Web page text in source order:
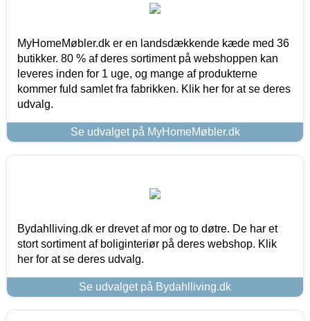
MyHomeMøbler.dk er en landsdækkende kæde med 36
butikker. 80 % af deres sortiment på webshoppen kan
leveres inden for 1 uge, og mange af produkterne
kommer fuld samlet fra fabrikken. Klik her for at se deres
udvalg.
Se udvalget på MyHomeMøbler.dk
Bydahlliving.dk er drevet af mor og to døtre. De har et
stort sortiment af boliginteriør på deres webshop. Klik
her for at se deres udvalg.
Se udvalget på Bydahlliving.dk